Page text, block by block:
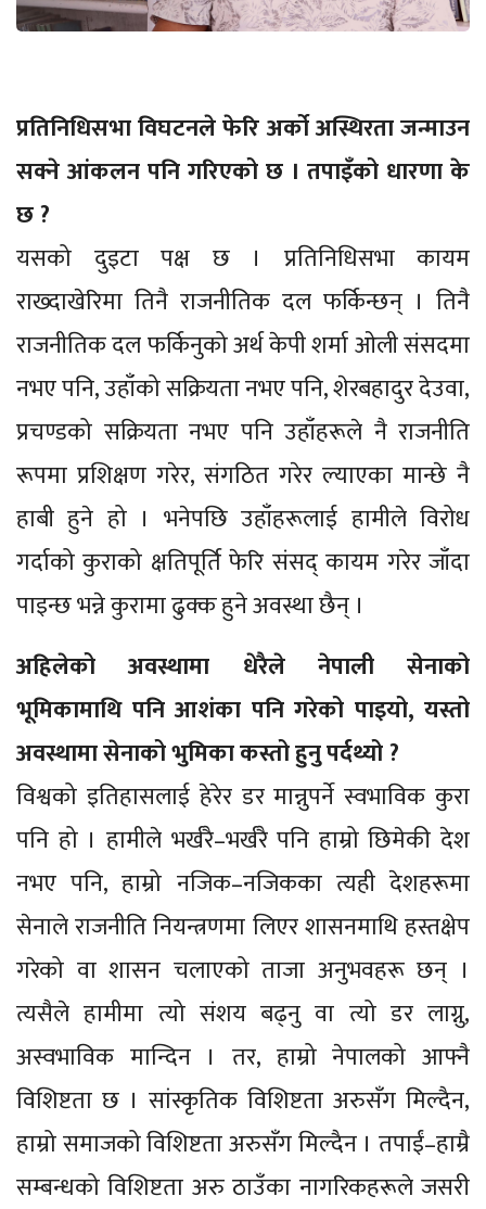
प्रतिनिधिसभा विघटनले फेरि अर्को अस्थिरता जन्माउन
सक्ने आंकलन पनि गरिएको छ । तपाइँको धारणा के
छ ?
यसको दुइटा पक्ष छ । प्रतिनिधिसभा कायम
राख्दाखेरिमा तिनै राजनीतिक दल फर्किन्छन् । तिनै
राजनीतिक दल फर्किनुको अर्थ केपी शर्मा ओली संसदमा
नभए पनि, उहाँको सक्रियता नभए पनि, शेरबहादुर देउवा,
प्रचण्डको सक्रियता नभए पनि उहाँहरूले नै राजनीति
रूपमा प्रशिक्षण गरेर, संगठित गरेर ल्याएका मान्छे नै
हाबी हुने हो । भनेपछि उहाँहरूलाई हामीले विरोध
गर्दाको कुराको क्षतिपूर्ति फेरि संसद् कायम गरेर जाँदा
पाइन्छ भन्ने कुरामा ढुक्क हुने अवस्था छैन् ।
अहिलेको अवस्थामा धेरैले नेपाली सेनाको
भूमिकामाथि पनि आशंका पनि गरेको पाइयो, यस्तो
अवस्थामा सेनाको भुमिका कस्तो हुनु पर्दथ्यो ?
विश्वको इतिहासलाई हेरेर डर मान्नुपर्ने स्वभाविक कुरा
पनि हो । हामीले भर्खरै–भर्खरै पनि हाम्रो छिमेकी देश
नभए पनि, हाम्रो नजिक–नजिकका त्यही देशहरूमा
सेनाले राजनीति नियन्त्रणमा लिएर शासनमाथि हस्तक्षेप
गरेको वा शासन चलाएको ताजा अनुभवहरू छन् ।
त्यसैले हामीमा त्यो संशय बढ्नु वा त्यो डर लाग्नु,
अस्वभाविक मान्दिन । तर, हाम्रो नेपालको आफ्नै
विशिष्टता छ । सांस्कृतिक विशिष्टता अरुसँग मिल्दैन,
हाम्रो समाजको विशिष्टता अरुसँग मिल्दैन । तपाईं–हाम्रै
सम्बन्धको विशिष्टता अरु ठाउँका नागरिकहरूले जसरी